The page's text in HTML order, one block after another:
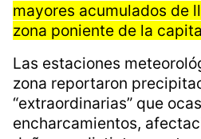
La lluvia más
golpeó la zona
De acuerdo con
la Ciudad de México, la
la noche del lunes dejó
mayores acumulados de